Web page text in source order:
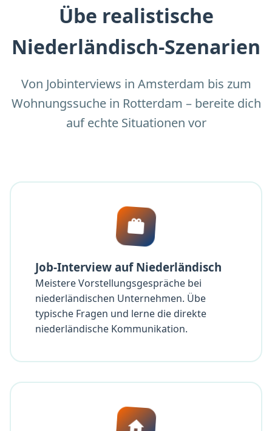
Übe realistische
Niederländisch-Szenarien
Von Jobinterviews in Amsterdam bis zum
Wohnungssuche in Rotterdam – bereite dich
auf echte Situationen vor
Job-Interview auf Niederländisch
Meistere Vorstellungsgespräche bei
niederländischen Unternehmen. Übe
typische Fragen und lerne die direkte
niederländische Kommunikation.